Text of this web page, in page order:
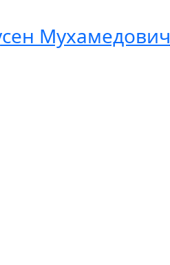
Мухамедович